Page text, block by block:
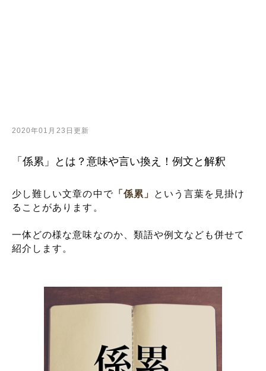
2020年01月23日更新
「係累」とは？意味や言い換え！例文と解釈
少し難しい文章の中で「係累」
という言葉を見掛け
ることがあります。
一体どの様な意味なのか、類語や例文なども併せて
紹介します。